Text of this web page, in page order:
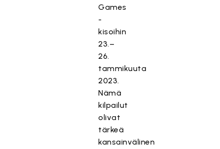
Games
-
kisoihin
23.–
26.
tammikuuta
2023.
Nämä
kilpailut
olivat
tärkeä
kansainvälinen